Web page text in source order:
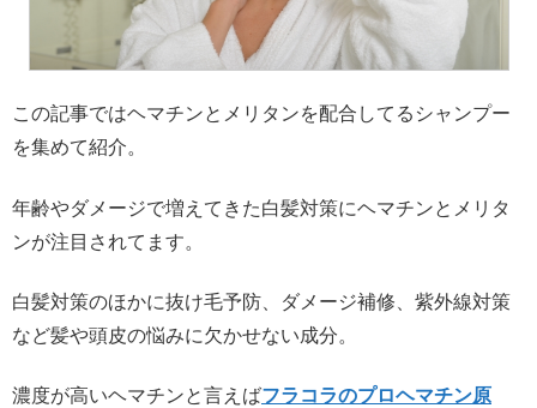
この記事ではヘマチンとメリタンを配合してるシャンプー
を集めて紹介。
年齢やダメージで増えてきた白髪対策にヘマチンとメリタ
ンが注目されてます。
白髪対策のほかに抜け毛予防、ダメージ補修、紫外線対策
など髪や頭皮の悩みに欠かせない成分。
濃度が高いヘマチンと言えばフラコラのプロヘマチン原